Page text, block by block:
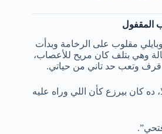
المقفول
مقلوب على الرخامة وبدأت
وهي بتلف كان مريح للأعصاب،
قرف وتعب حد تاني من حياتي.
ده كان بيرزع كأن اللي وراه عليه